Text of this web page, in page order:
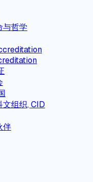
与哲学
组织, CID
伴